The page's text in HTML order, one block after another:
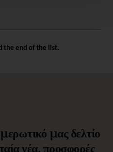
the end of the list.
μας δελτίο
νέα, προσφορές